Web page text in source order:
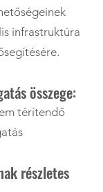
infrastruktúra
összege:
térítendő
részletes